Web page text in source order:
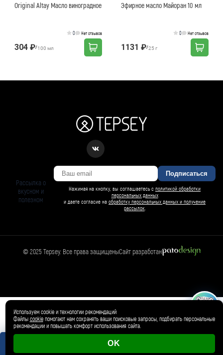
🛍️ Магазин
Товар добавлен в корзину ✓
Original Altay Масло виноградное
0 Нет отзывов
304 ₽/100 мл
Эфирное масло Майоран 10 мл
0 Нет отзывов
1131 ₽/25 г
Рассылка о
вкусном и
полезном
Подписаться
Нажимая на кнопку, вы соглашаетесь с политикой обработки
персональных данных
и даете согласие на обработку персональных данных и получение
рассылок
© 2025 Tepsey. Все права защищеныСайт разработан
Используем cookie и технологии рекомендаций
Файлы cookieпомогают нам сохранять ваши поисковые запросы, подбирать персональные
рекомендации и повышать комфорт использования сайта.
OK
БАРСИ ИИ